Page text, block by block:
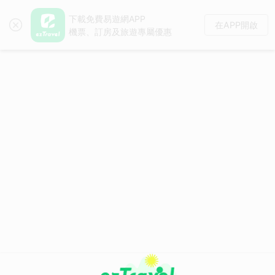
下載免費易遊網APP
機票、訂房及旅遊專屬優惠
在APP開啟